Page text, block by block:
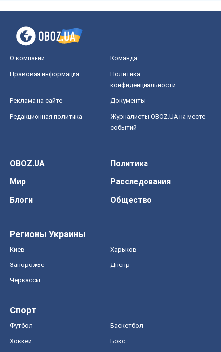
О компании Команда
Правовая информация
Политика
конфиденциальности
Реклама на сайте Документы
Редакционная политика
Журналисты OBOZ.UA на месте
событий
OBOZ.UA
Политика
Мир
Расследования
Блоги
Общество
Регионы Украины
Киев Харьков
Запорожье Днепр
Черкассы
Спорт
Футбол Баскетбол
Хоккей Бокс